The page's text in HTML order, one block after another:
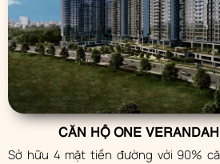
CĂN HỘ ONE
Sở hữu 4 mặt tiền đường với 90%